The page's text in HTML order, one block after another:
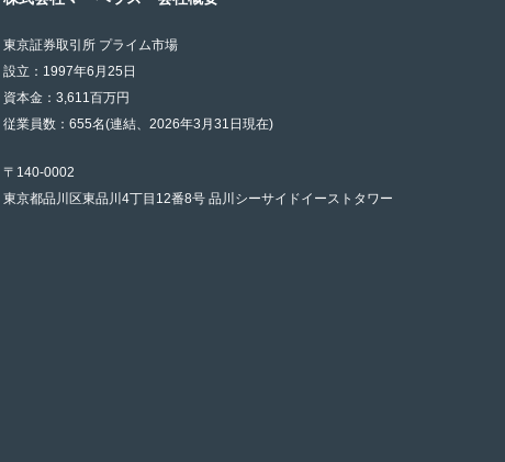
東京証券取引所 プライム市場
設立：1997年6月25日
資本金：3,611百万円
従業員数：655名(連結、2026年3月31日現在)
〒140-0002
東京都品川区東品川4丁目12番8号 品川シーサイドイーストタワー